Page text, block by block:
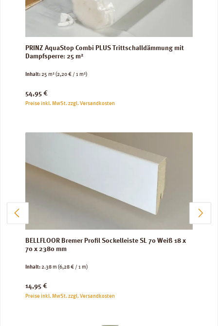
PRINZ AquaStop Combi PLUS Trittschalldämmung mit
Dampfsperre: 25 m²
Inhalt:25 m²(2,20 € / 1 m²)
Regulärer Preis:
54,95 €
Preise inkl. MwSt. zzgl. Versandkosten
BELLFLOOR Bremer Profil Sockelleiste SL 70 Weiß 18 x
70 x 2380 mm
Inhalt:2.38 m (6,28 € / 1 m)
Regulärer Preis:
14,95 €
Preise inkl. MwSt. zzgl. Versandkosten